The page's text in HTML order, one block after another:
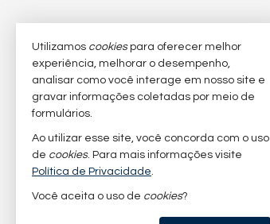
Utilizamos cookiespara oferecer melhor
experiência, melhorar o desempenho,
analisar como você interage em nosso site e
gravar informações coletadas por meio de
formulários.
Ao utilizar esse site, você concorda com o uso
de cookies. Para mais informações visite
Política de Privacidade.
Você aceita o uso de cookies?